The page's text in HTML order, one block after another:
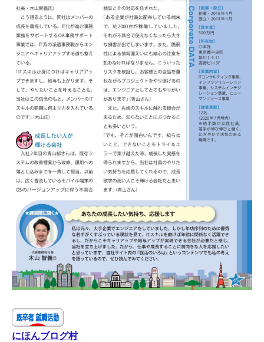
にほんブログ村